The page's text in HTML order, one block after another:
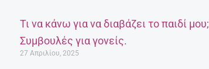
Τι να κάνω για να διαβάζει το παιδί μου;
Συμβουλές για γονείς.
27 Απριλίου, 2025